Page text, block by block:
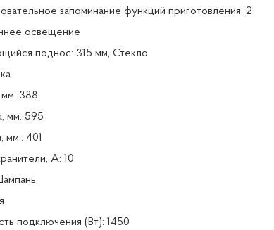
запоминание функций приготовления: 2
освещение
поднос: 315 мм, Стекло
мм: 388
мм: 595
мм.: 401
А: 10
подключения (Вт): 1450